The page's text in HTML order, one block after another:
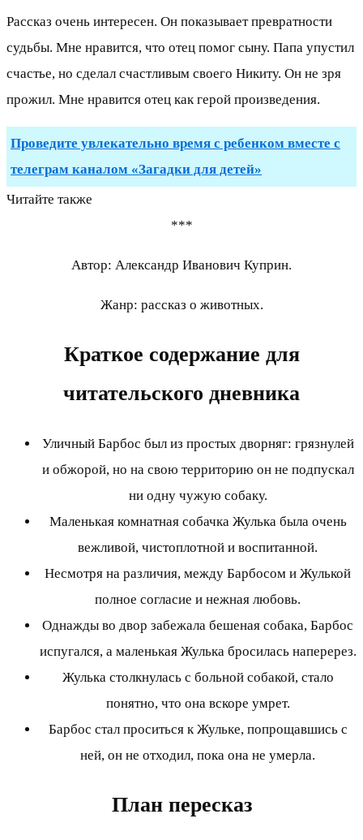
Рассказ очень интересен. Он показывает превратности
судьбы. Мне нравится, что отец помог сыну. Папа упустил
счастье, но сделал счастливым своего Никиту. Он не зря
прожил. Мне нравится отец как герой произведения.
Проведите увлекательно время с ребенком вместе с
телеграм каналом «Загадки для детей»
Читайте также
***
Автор: Александр Иванович Куприн.
Жанр: рассказ о животных.
Краткое содержание для
читательского дневника
Уличный Барбос был из простых дворняг: грязнулей
и обжорой, но на свою территорию он не подпускал
ни одну чужую собаку.
Маленькая комнатная собачка Жулька была очень
вежливой, чистоплотной и воспитанной.
Несмотря на различия, между Барбосом и Жулькой
полное согласие и нежная любовь.
Однажды во двор забежала бешеная собака, Барбос
испугался, а маленькая Жулька бросилась наперерез.
Жулька столкнулась с больной собакой, стало
понятно, что она вскоре умрет.
Барбос стал проситься к Жульке, попрощавшись с
ней, он не отходил, пока она не умерла.
План пересказ